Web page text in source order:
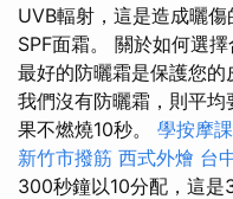
UVB輻射，這是造成曬
SPF面霜。 關於如何選擇
最好的防曬霜是保護您
我們沒有防曬霜，則平
果不燃燒10秒。 學按摩
新竹市撥筋 西式外燴 台
300秒鐘以10分配，這